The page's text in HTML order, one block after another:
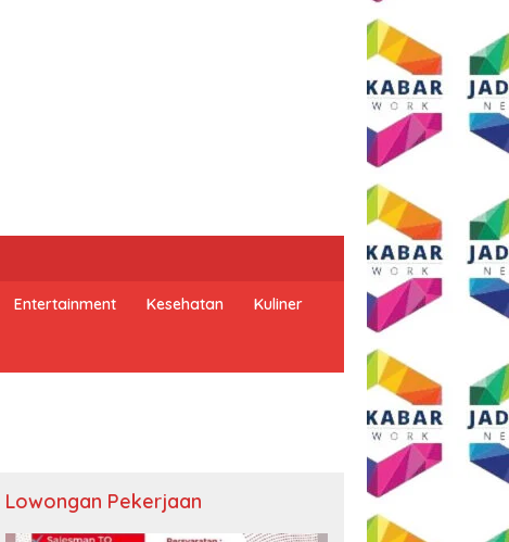
Entertainment Kesehatan Kuliner
Lowongan Pekerjaan